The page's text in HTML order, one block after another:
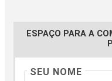
ESPAÇO PARA A
SEU NOME